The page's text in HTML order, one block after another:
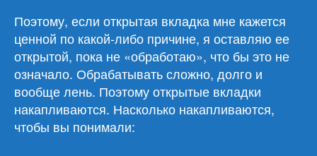
Поэтому, если открытая вкладка мне кажется
ценной по какой-либо причине, я оставляю ее
открытой, пока не «обработаю», что бы это не
означало. Обрабатывать сложно, долго и
вообще лень. Поэтому открытые вкладки
накапливаются. Насколько накапливаются,
чтобы вы понимали: